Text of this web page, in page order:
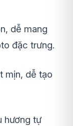
dễ mang
đặc trưng.
mịn, dễ tạo
hương tự